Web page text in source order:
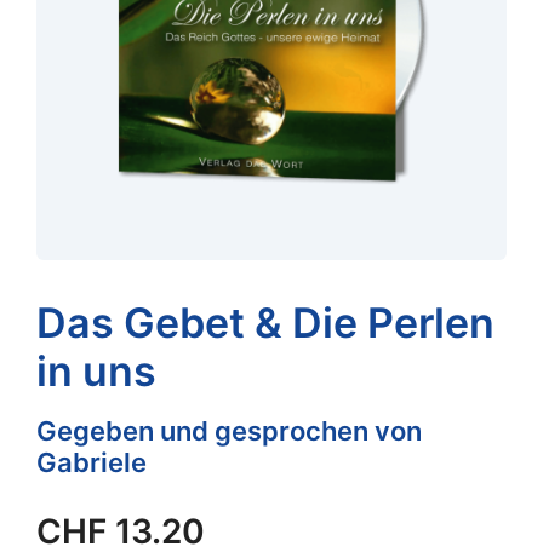
Das Gebet & Die Perlen
in uns
Gegeben und gesprochen von
Gabriele
CHF 13.20